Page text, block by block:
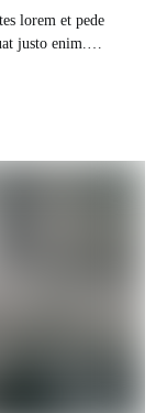
lorem et pede
justo enim.…